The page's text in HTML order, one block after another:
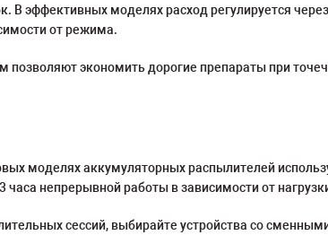
В эффективных моделях расход регулируется
от режима.
экономить дорогие препараты при
моделях аккумуляторных распылителей
непрерывной работы в зависимости от
сессий, выбирайте устройства со